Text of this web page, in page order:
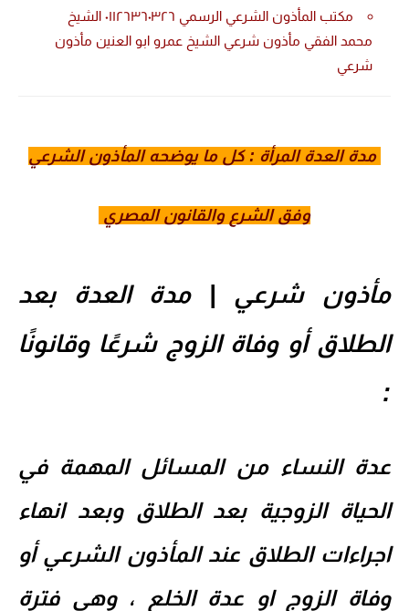
مكتب المأذون الشرعي الرسمي ٠١١٢٦٣٦٠٣٢٦ الشيخ
محمد الفقي مأذون شرعي الشيخ عمرو ابو العنين مأذون
شرعي
مدة العدة المرأة : كل ما يوضحه المأذون الشرعي
وفق الشرع والقانون المصري
مأذون شرعي | مدة العدة بعد
الطلاق أو وفاة الزوج شرعًا وقانونًا
:
عدة النساء من المسائل المهمة في
الحياة الزوجية بعدالطلاق وبعد انهاء
اجراءات الطلاق عند المأذون الشرعي أو
وفاة الزوج او عدة الخلع ، وهي فترة